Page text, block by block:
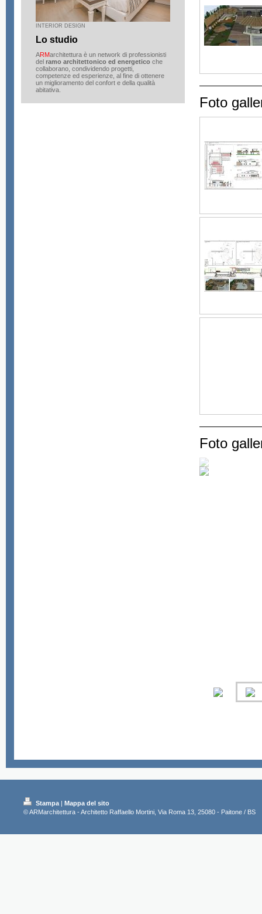
Foto
Foto
INTERIOR DESIGN
Lo studio
ARMarchitettura è un network di professionisti
del ramo architettonico ed energetico che
collaborano, condividendo progetti,
competenze ed esperienze, al fine di ottenere
un miglioramento del confort e della qualità
abitativa.
Stampa | Mappa del sito
© ARMarchitettura - Architetto Raffaello Mortini, Via Roma 13, 25080 - Paitone / BS